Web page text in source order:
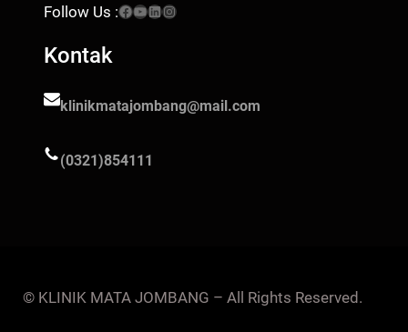
Follow Us :Facebook YouTube LinkedIn Instagram
Kontak
klinikmatajombang@mail.com
(0321)854111
© KLINIK MATA JOMBANG – All Rights Reserved.